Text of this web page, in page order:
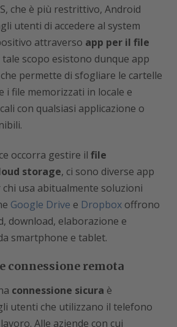
che è più restrittivo, Android
utenti di accedere al system
attraverso app per il file
tale scopo esistono dunque app
che permette di sfogliare le cartelle
i file memorizzati in locale e
con qualsiasi applicazione o
occorra gestire il file
storage, ci sono diverse app
chi usa abitualmente soluzioni
Google Drive e Dropbox offrono
download, elaborazione e
smartphone e tablet.
connessione remota
connessione sicura è
utenti che utilizzano il telefono
Alle aziende con cui